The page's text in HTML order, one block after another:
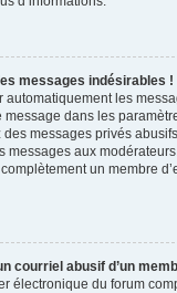
messages indésirables !
automatiquement les
dans les
messages privés
messages aux
un membre
courriel abusif d’un
électronique du forum